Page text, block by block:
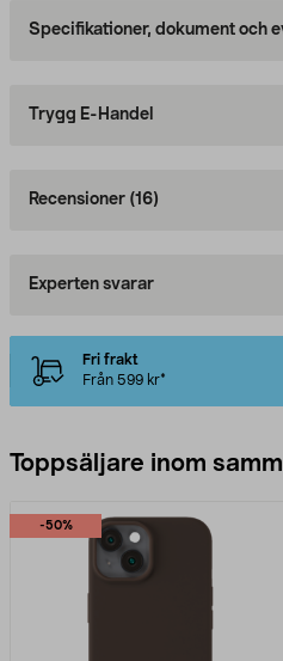
Specifikationer, dokument och
Trygg E-Handel
Recensioner (16)
Experten svarar
Fri frakt
Från 599 kr*
Toppsäljare inom
-50%